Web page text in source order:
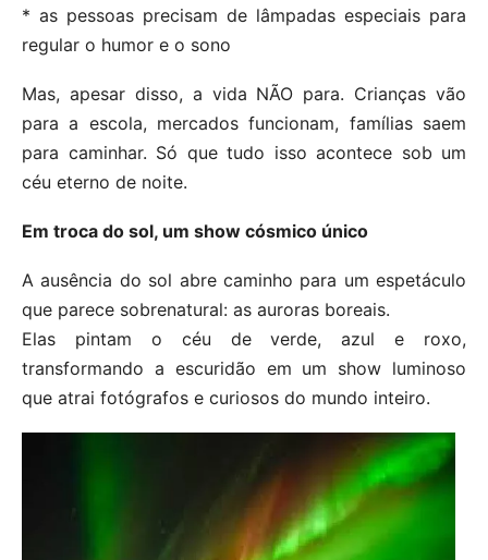
* as pessoas precisam de lâmpadas especiais para
regular o humor e o sono
Mas, apesar disso, a vida NÃO para. Crianças vão
para a escola, mercados funcionam, famílias saem
para caminhar. Só que tudo isso acontece sob um
céu eterno de noite.
Em troca do sol, um show cósmico único
A ausência do sol abre caminho para um espetáculo
que parece sobrenatural: as auroras boreais.
Elas pintam o céu de verde, azul e roxo,
transformando a escuridão em um show luminoso
que atrai fotógrafos e curiosos do mundo inteiro.